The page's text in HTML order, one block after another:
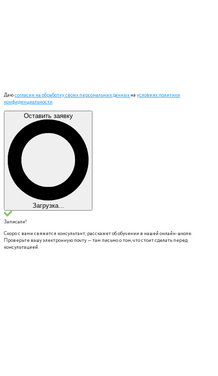
Даюсогласие на обработку своих персональных данныхна условиях политики
конфиденциальности
Оставить заявку
Загрузка...
Записали!
Скоро с вами свяжется консультант, расскажет об обучении в нашей онлайн-школе.
Проверьте вашу электронную почту — там письмо о том, что стоит сделать перед
консультацией.